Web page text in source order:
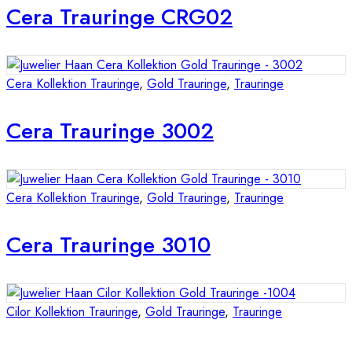
Cera Trauringe CRG02
Cera Kollektion Trauringe, Gold Trauringe, Trauringe
Cera Trauringe 3002
Cera Kollektion Trauringe, Gold Trauringe, Trauringe
Cera Trauringe 3010
Cilor Kollektion Trauringe, Gold Trauringe, Trauringe